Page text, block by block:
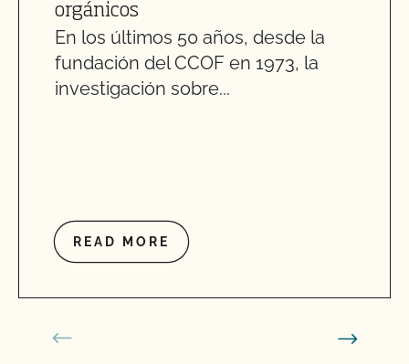
orgánicos
En los últimos 50 años, desde la
fundación del CCOF en 1973, la
investigación sobre...
READ MORE